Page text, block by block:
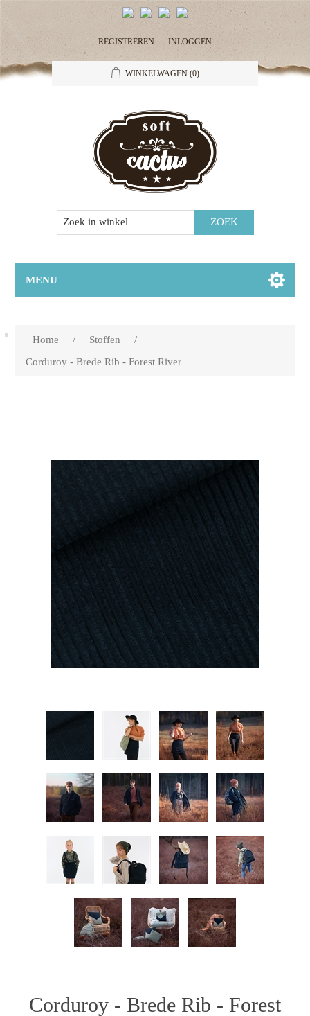
REGISTREREN INLOGGEN
WINKELWAGEN (0)
MENU
Home / Stoffen
/
Corduroy - Brede Rib - Forest River
Corduroy - Brede Rib - Forest